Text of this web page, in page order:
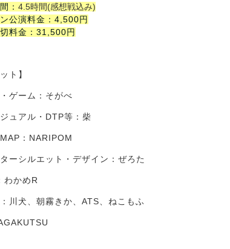
： 4.5時間(感想戦込み)
公演料金：4,500円
料金：31,500円
ト】
ゲーム：そがべ
ュアル・DTP等：柴
：NARIPOM
ーシルエット・デザイン：ぜろた
わかめR
川犬、朝霧きか、ATS、ねこもふ